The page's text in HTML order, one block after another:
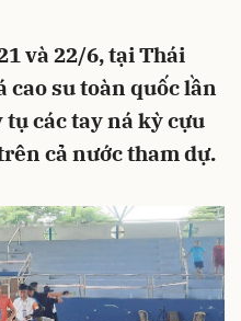
và 22/6, tại Thái
cao su toàn quốc lần
các tay ná kỳ cựu
cả nước tham dự.